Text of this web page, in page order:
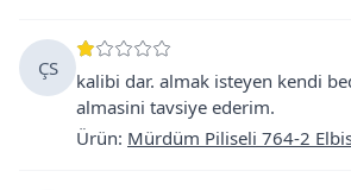
ÇS
kalibi dar. almak isteyen kendi
almasini tavsiye ederim.
Ürün: Mürdüm Piliseli 764-2